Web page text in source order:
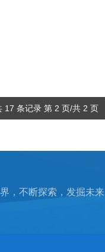
17 条记录 第 2 页/共 2 页
，不断探索，发掘未来